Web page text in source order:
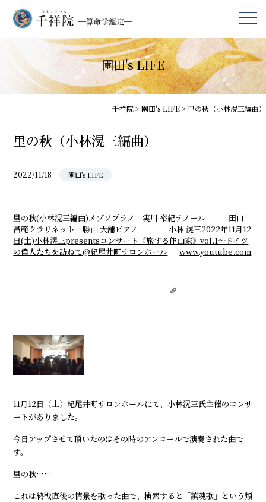
園田's LIFE
千祥院> 園田's LIFE> 里の秋（小林滉三編曲）
里の秋（小林滉三編曲）
2022/11/18 園田's LIFE
里の秋(小林滉三編曲)メゾソプラノ 実川 裕紀テノール 田口
昌範クラリネット 勝山 大舗ピアノ 小林 滉三2022年11月12
日(土)小林滉三presentsコンサート《旅する作曲家》vol.1〜ドイツ
の偉人たちを訪ねて@紀尾井町サロンホール
www.youtube.com
11月12日（土）紀尾井町サロンホールにて、小林滉三氏主催のコンサ
ートがありました。
今日アップさせて頂いたのはその時のアンコールで演奏された曲で
す。
里の秋……
これは終戦直後の情景を歌った曲で、検索すると「鎮魂歌」という類